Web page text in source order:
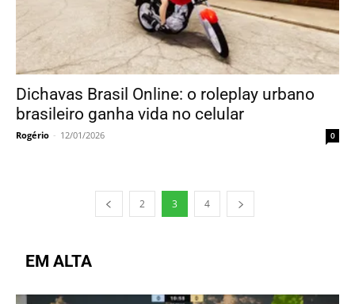
Dichavas Brasil Online: o roleplay urbano
brasileiro ganha vida no celular
Rogério - 12/01/2026 0
2 3 4
EM ALTA